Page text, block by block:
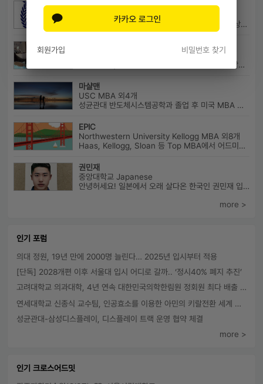
회원가입 비밀번호 찾기
이채윤
서울대학교 경제학부
대치동에서 자기소개서 및 면접에 대한 구체적인 상담 진행하고 있습니다....
연세대학교(서울캠) 전기전자공학부 외2개
연세대학교, 고려대학교 전기전자공학부 합격 생활기록부, 내신, 활동 등...
마샬맨
USC MBA 외4개
성균관대 반도체시스템공학과 졸업 후 미국 MBA 졸업하였습니다.
EPIC
Northwestern University Kellogg MBA 외8개
Haas, Kellogg, Sloan 등 Top MBA에서 어드미션을 받았으며 21년 가을...
권민재
중앙대학교 Japanese
안녕허세요! 일본에서 오래 살다온 한국인 권민재 입니다. 16년간 설고...
more >
인기 포럼
의대 정원, 19년 만에 2000명 늘린다… 2025년 입시부터 적용
[단독] 2028개편 이후 서울대 입시 어디로 갈까.. ‘정시40% 폐지 추진’
고려대학교 의과대학, 4년 연속 대한민국의학한림원 정회원 최다 배출 外
연세대학교 신종식 교수팀, 인공효소를 이용한 아민의 키랄전환 세계 최초로 성공
성균관대-삼성디스플레이, 디스플레이 트랙 운영 협약 체결
more >
인기 크로스어드밋